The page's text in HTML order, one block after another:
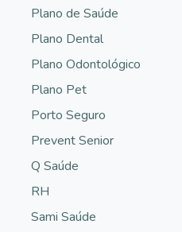
Plano de Saúde
Plano Dental
Plano Odontológico
Plano Pet
Porto Seguro
Prevent Senior
Q Saúde
RH
Sami Saúde